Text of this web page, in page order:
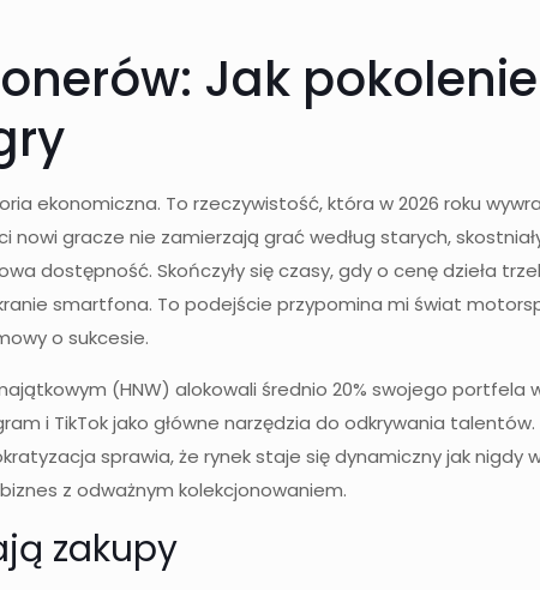
Jak
ekonomiczna. To rzeczywistość, która w 2026 roku
gracze nie zamierzają grać według starych,
dostępność. Skończyły się czasy, gdy o cenę dzieła
smartfona. To podejście przypomina mi świat
o sukcesie.
(HNW) alokowali średnio 20% swojego portfela
i TikTok jako główne narzędzia do odkrywania
sprawia, że rynek staje się dynamiczny jak
z odważnym kolekcjonowaniem.
zakupy